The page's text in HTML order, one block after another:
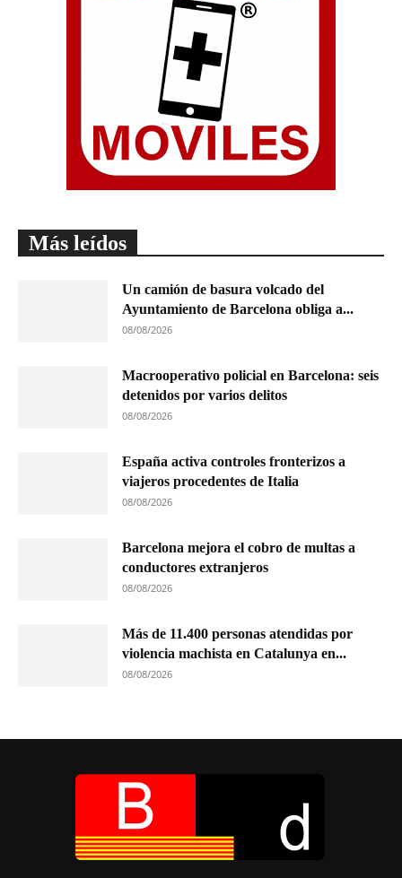
Más leídos
Un camión de basura volcado del
Ayuntamiento de Barcelona obliga a...
08/08/2026
Macrooperativo policial en Barcelona: seis
detenidos por varios delitos
08/08/2026
España activa controles fronterizos a
viajeros procedentes de Italia
08/08/2026
Barcelona mejora el cobro de multas a
conductores extranjeros
08/08/2026
Más de 11.400 personas atendidas por
violencia machista en Catalunya en...
08/08/2026